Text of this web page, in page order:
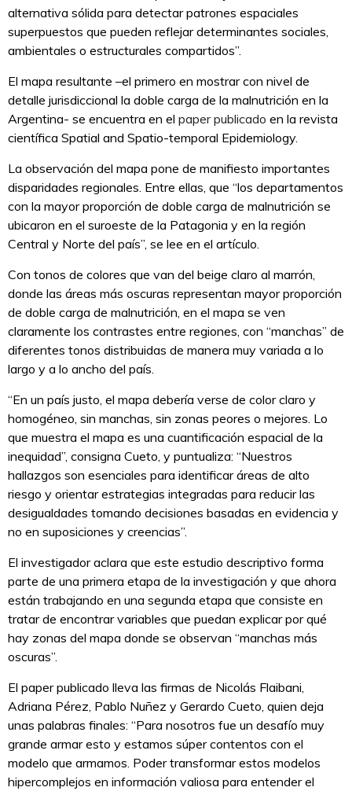
alternativa sólida para detectar patrones espaciales
superpuestos que pueden reflejar determinantes sociales,
ambientales o estructurales compartidos”.
El mapa resultante –el primero en mostrar con nivel de
detalle jurisdiccional la doble carga de la malnutrición en la
Argentina- se encuentra en el paper publicado en la revista
científica Spatial and Spatio-temporal Epidemiology.
La observación del mapa pone de manifiesto importantes
disparidades regionales. Entre ellas, que “los departamentos
con la mayor proporción de doble carga de malnutrición se
ubicaron en el suroeste de la Patagonia y en la región
Central y Norte del país”, se lee en el artículo.
Con tonos de colores que van del beige claro al marrón,
donde las áreas más oscuras representan mayor proporción
de doble carga de malnutrición, en el mapa se ven
claramente los contrastes entre regiones, con “manchas” de
diferentes tonos distribuidas de manera muy variada a lo
largo y a lo ancho del país.
“En un país justo, el mapa debería verse de color claro y
homogéneo, sin manchas, sin zonas peores o mejores. Lo
que muestra el mapa es una cuantificación espacial de la
inequidad”, consigna Cueto, y puntualiza: “Nuestros
hallazgos son esenciales para identificar áreas de alto
riesgo y orientar estrategias integradas para reducir las
desigualdades tomando decisiones basadas en evidencia y
no en suposiciones y creencias”.
El investigador aclara que este estudio descriptivo forma
parte de una primera etapa de la investigación y que ahora
están trabajando en una segunda etapa que consiste en
tratar de encontrar variables que puedan explicar por qué
hay zonas del mapa donde se observan “manchas más
oscuras”.
El paper publicado lleva las firmas de Nicolás Flaibani,
Adriana Pérez, Pablo Nuñez y Gerardo Cueto, quien deja
unas palabras finales: “Para nosotros fue un desafío muy
grande armar esto y estamos súper contentos con el
modelo que armamos. Poder transformar estos modelos
hipercomplejos en información valiosa para entender el